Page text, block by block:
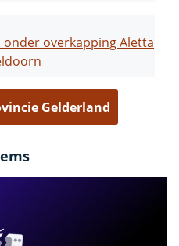
overkapping Aletta
Gelderland